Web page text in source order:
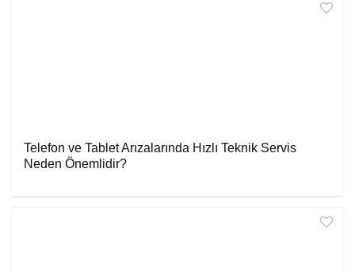
Telefon ve Tablet Arızalarında Hızlı Teknik Servis
Neden Önemlidir?